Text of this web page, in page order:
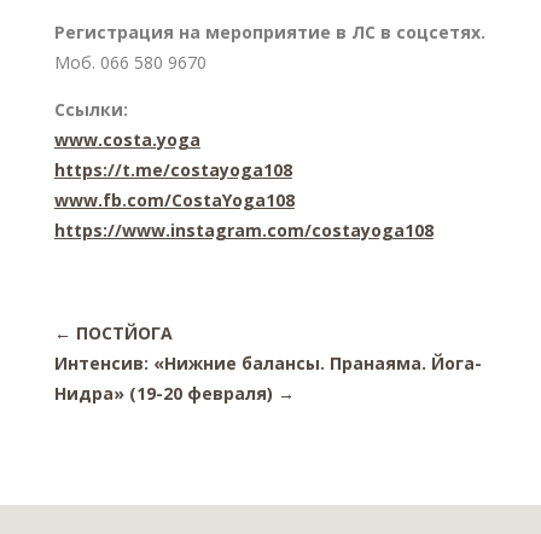
Регистрация на мероприятие в ЛС в соцсетях.
Моб. 066 580 9670
Ссылки:
www.costa.yoga
https://t.me/costayoga108
www.fb.com/CostaYoga108
https://www.instagram.com/costayoga108
← ПОСТЙОГА
Интенсив: «Нижние балансы. Пранаяма. Йога-
Нидра» (19-20 февраля) →